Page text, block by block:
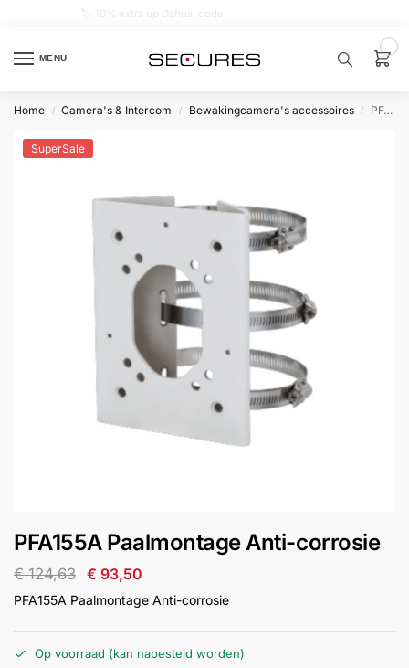
MENU
product…
samenstellen
&
Intercom
Home / Camera's & Intercom / Bewakingcamera's accessoires / PFA155A Paalmontage Anti-corrosie
SuperSale
PFA155A Paalmontage Anti-corrosie
€124,63 € 93,50
PFA155A Paalmontage Anti-corrosie
Op voorraad (kan nabesteld worden)